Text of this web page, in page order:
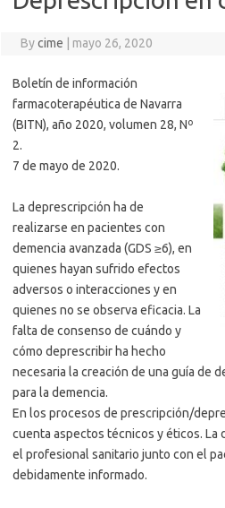
Bycime mayo 26, 2020
Boletín de información
farmacoterapéutica de Navarra
(BITN), año 2020, volumen 28, Nº
2.
7 de mayo de 2020.
La deprescripción ha de
realizarse en pacientes con
demencia avanzada (GDS ≥6), en
quienes hayan sufrido efectos
adversos o interacciones y en
quienes no se observa eficacia. La
falta de consenso de cuándo y
cómo deprescribir ha hecho
necesaria la creación de una guía de
para la demencia.
En los procesos de prescripción/
cuenta aspectos técnicos y éticos. La
el profesional sanitario junto con el
debidamente informado.